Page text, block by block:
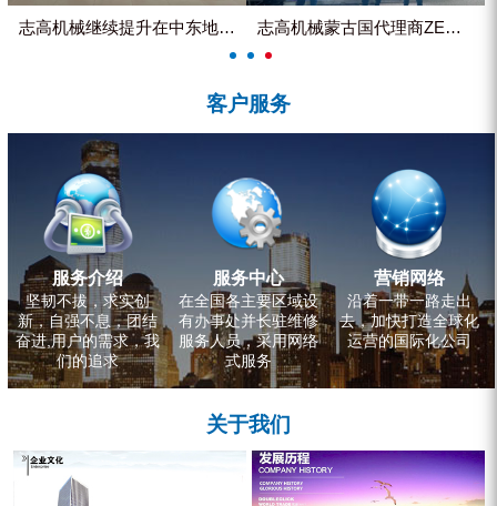
志高机械继续提升在中东地区的市... 志高机械蒙古国代理商ZEGA客...
客户服务
服务介绍
坚韧不拔，求实创
新，自强不息，团结
奋进,用户的需求，我
们的追求
服务中心
在全国各主要区域设
有办事处并长驻维修
服务人员，采用网络
式服务
营销网络
沿着一带一路走出
去，加快打造全球化
运营的国际化公司
关于我们